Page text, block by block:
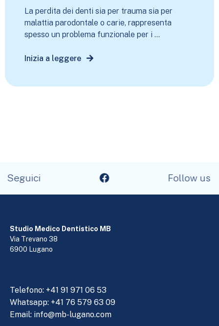
La perdita dei denti sia per trauma sia per
malattia parodontale o carie, rappresenta
spesso un problema funzionale per i ...
Inizia a leggere
Seguici Follow us
Studio Medico Dentistico MB
Via Trevano 38
6900 Lugano
Telefono: +41 91 971 06 53
Whatsapp: +41 76 579 63 09
Email: info@mb-lugano.com